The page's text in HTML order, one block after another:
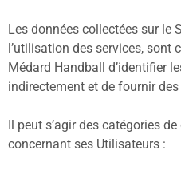
Les données collectées sur le
l’utilisation des services, sont
Médard Handball d’identifier
indirectement et de fournir des
Il peut s’agir des catégories
concernant ses Utilisateurs :